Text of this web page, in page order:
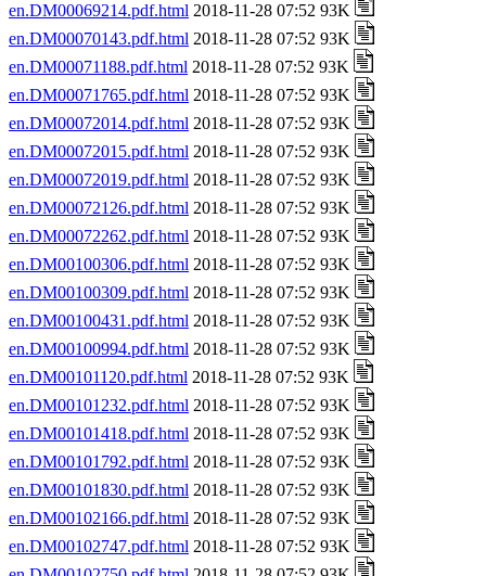
en.DM00069214.pdf.html 2018-11-28 07:52 93K
en.DM00070143.pdf.html 2018-11-28 07:52 93K
en.DM00071188.pdf.html 2018-11-28 07:52 93K
en.DM00071765.pdf.html 2018-11-28 07:52 93K
en.DM00072014.pdf.html 2018-11-28 07:52 93K
en.DM00072015.pdf.html 2018-11-28 07:52 93K
en.DM00072019.pdf.html 2018-11-28 07:52 93K
en.DM00072126.pdf.html 2018-11-28 07:52 93K
en.DM00072262.pdf.html 2018-11-28 07:52 93K
en.DM00100306.pdf.html 2018-11-28 07:52 93K
en.DM00100309.pdf.html 2018-11-28 07:52 93K
en.DM00100431.pdf.html 2018-11-28 07:52 93K
en.DM00100994.pdf.html 2018-11-28 07:52 93K
en.DM00101120.pdf.html 2018-11-28 07:52 93K
en.DM00101232.pdf.html 2018-11-28 07:52 93K
en.DM00101418.pdf.html 2018-11-28 07:52 93K
en.DM00101792.pdf.html 2018-11-28 07:52 93K
en.DM00101830.pdf.html 2018-11-28 07:52 93K
en.DM00102166.pdf.html 2018-11-28 07:52 93K
en.DM00102747.pdf.html 2018-11-28 07:52 93K